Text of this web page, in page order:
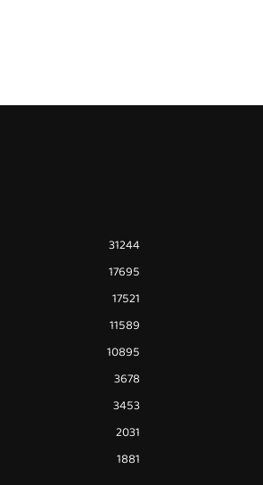
31244
17695
17521
11589
10895
3678
3453
2031
1881